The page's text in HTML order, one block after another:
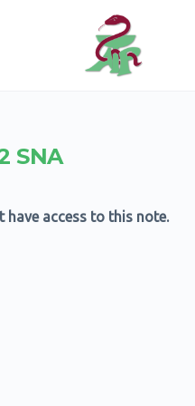
SNA
have access to this note.